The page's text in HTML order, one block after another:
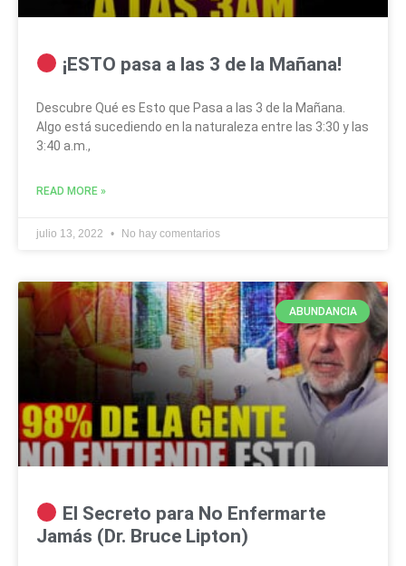
¡ESTO pasa a las 3 de la Mañana!
Descubre Qué es Esto que Pasa a las 3 de la Mañana.
Algo está sucediendo en la naturaleza entre las 3:30 y las
3:40 a.m.,
READ MORE »
julio 13, 2022 No hay comentarios
ABUNDANCIA
El Secreto para No Enfermarte
Jamás (Dr. Bruce Lipton)